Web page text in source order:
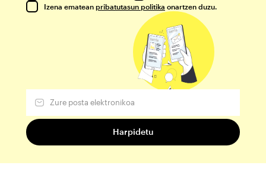
Izena ematean pribatutasun politika onartzen duzu.